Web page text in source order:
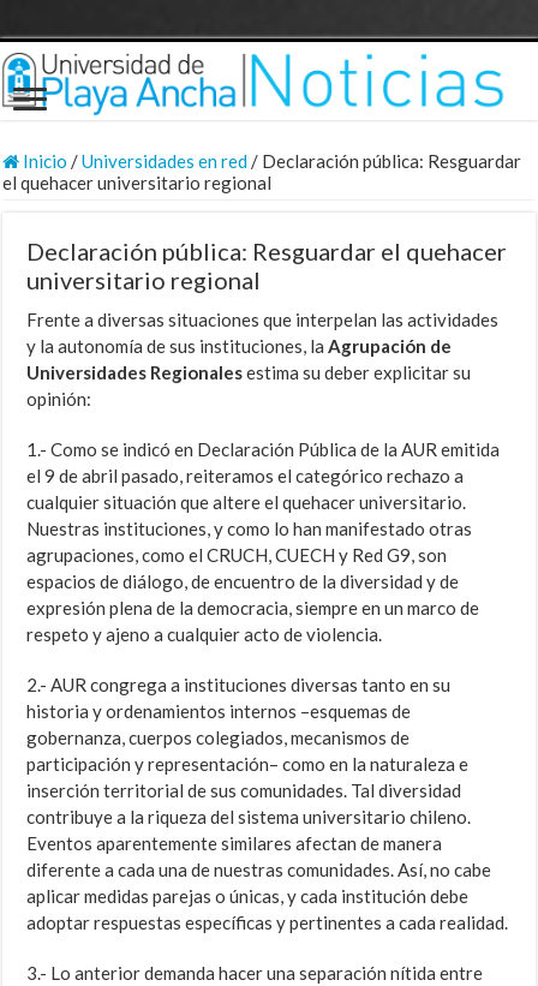
Inicio /Universidades en red/ Declaración pública: Resguardar
el quehacer universitario regional
Declaración pública: Resguardar el quehacer
universitario regional
Frente a diversas situaciones que interpelan las actividades
y la autonomía de sus instituciones, laAgrupación de
Universidades Regionalesestima su deber explicitar su
opinión:
1.- Como se indicó en Declaración Pública de la AUR emitida
el 9 de abril pasado, reiteramos el categórico rechazo a
cualquier situación que altere el quehacer universitario.
Nuestras instituciones, y como lo han manifestado otras
agrupaciones, como el CRUCH, CUECH y Red G9, son
espacios de diálogo, de encuentro de la diversidad y de
expresión plena de la democracia, siempre en un marco de
respeto y ajeno a cualquier acto de violencia.
2.- AUR congrega a instituciones diversas tanto en su
historia y ordenamientos internos –esquemas de
gobernanza, cuerpos colegiados, mecanismos de
participación y representación– como en la naturaleza e
inserción territorial de sus comunidades. Tal diversidad
contribuye a la riqueza del sistema universitario chileno.
Eventos aparentemente similares afectan de manera
diferente a cada una de nuestras comunidades. Así, no cabe
aplicar medidas parejas o únicas, y cada institución debe
adoptar respuestas específicas y pertinentes a cada realidad.
3.- Lo anterior demanda hacer una separación nítida entre